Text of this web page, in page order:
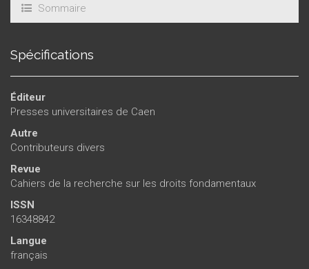
Sommaire
Spécifications
Éditeur
Presses universitaires de Caen
Autre
Contributeurs divers
Revue
Cahiers de la recherche sur les droits fondamentaux
ISSN
16348842
Langue
français